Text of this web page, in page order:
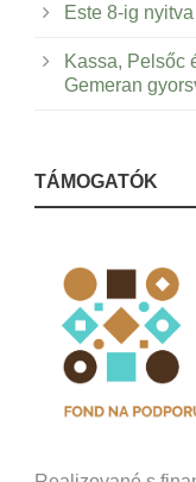
Este 8-ig
Kassa, Pelsőc
Gemeran
TÁMOGATÓK